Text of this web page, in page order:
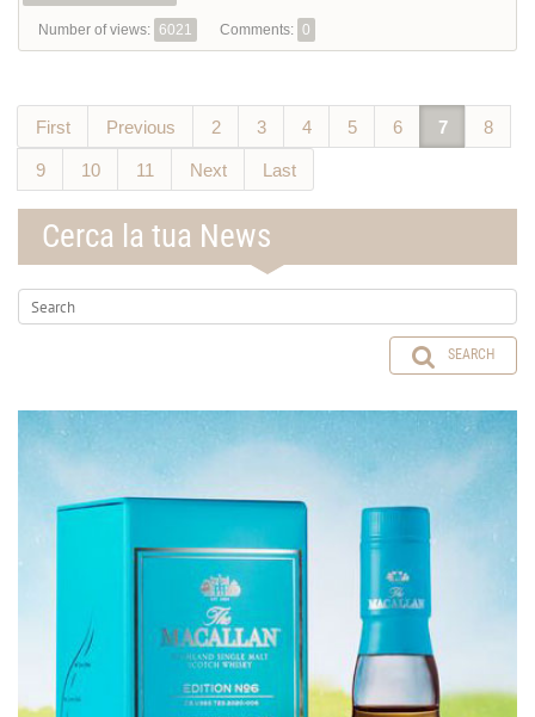
Number of views: 6021 Comments: 0
First Previous 2 3 4 5 6 7 8
9 10 11 Next Last
Cerca la tua News
SEARCH